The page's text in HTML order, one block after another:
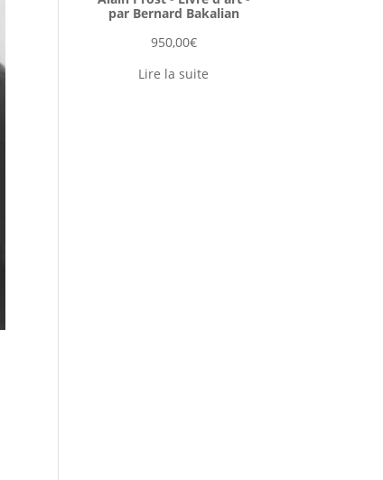
par Bernard Bakalian
950,00€
Lire la suite